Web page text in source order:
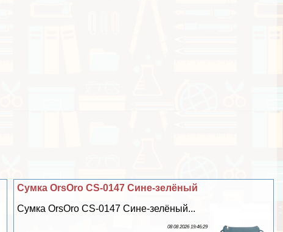
Сумка OrsOro CS-0147 Сине-зелёный
Сумка OrsOro CS-0147 Сине-зелёный...
08 08 2026 19:46:29